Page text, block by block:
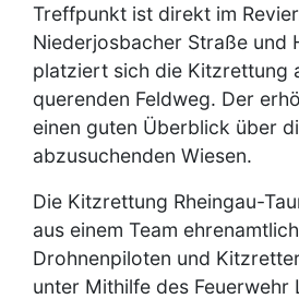
Treffpunkt ist direkt im
Niederjosbacher Straße und
platziert sich die Kitzrettung
querenden Feldweg. Der
einen guten Überblick über
abzusuchenden Wiesen.
Die Kitzrettung Rheingau-
aus einem Team
Drohnenpiloten und
unter Mithilfe des Feuerwehr